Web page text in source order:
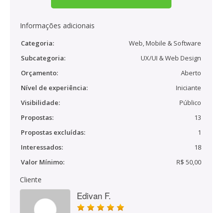
Informações adicionais
Categoria:
Web, Mobile & Software
Subcategoria:
UX/UI & Web Design
Orçamento:
Aberto
Nível de experiência:
Iniciante
Visibilidade:
Público
Propostas:
13
Propostas excluídas:
1
Interessados:
18
Valor Mínimo:
R$ 50,00
Cliente
Edivan F.